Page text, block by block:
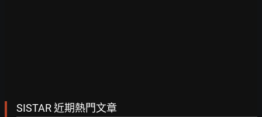
SISTAR 近期熱門文章